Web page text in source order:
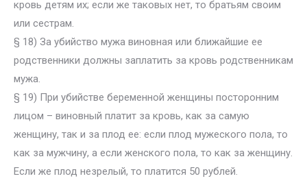
кровь детям их; если же таковых нет, то братьям своим
или сестрам.
§ 18) За убийство мужа виновная или ближайшие ее
родственники должны заплатить за кровь родственникам
мужа.
§ 19) При убийстве беременной женщины посторонним
лицом – виновный платит за кровь, как за самую
женщину, так и за плод ее: если плод мужеского пола, то
как за мужчину, а если женского пола, то как за женщину.
Если же плод незрелый, то платится 50 рублей.